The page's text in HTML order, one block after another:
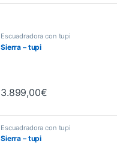
Escuadradora con tupi
Sierra – tupi
3.899,00€
Escuadradora con tupi
Sierra – tupi